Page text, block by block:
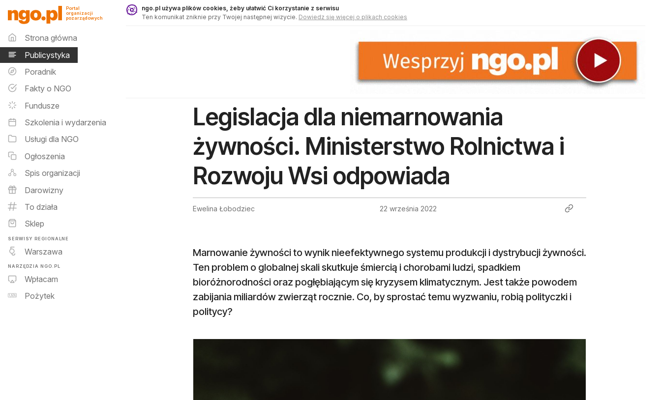
Publicystyka - ngo.pl
Portal
organizacji
pozarządowych
Menu główne
Strona główna
Publicystyka
Poradnik
Fakty o NGO
Fundusze
Szkolenia i wydarzenia
Usługi dla NGO
Ogłoszenia
Spis organizacji
Darowizny
To działa
Sklep
SERWISY REGIONALNE
Warszawa
NARZĘDZIA NGO.PL
Wpłacam
Pożytek
ngo.pl używa plików cookies, żeby ułatwić Ci korzystanie z serwisu
Ten komunikat zniknie przy Twojej następnej wizycie. Dowiedz się więcej o plikach cookies
Legislacja dla niemarnowania
żywności. Ministerstwo Rolnictwa i
Rozwoju Wsi odpowiada
Ewelina Łobodziec 22 września 2022
Marnowanie żywności to wynik nieefektywnego systemu produkcji i dystrybucji żywności.
Ten problem o globalnej skali skutkuje śmiercią i chorobami ludzi, spadkiem
bioróżnorodności oraz pogłębiającym się kryzysem klimatycznym. Jest także powodem
zabijania miliardów zwierząt rocznie. Co, by sprostać temu wyzwaniu, robią polityczki i
politycy?